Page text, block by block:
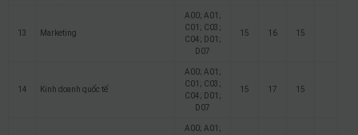
13 Marketing
A00; A01;
C01; C03;
C04; D01;
D07
15 16 15
14 Kinh doanh quốc tế
A00; A01;
C01; C03;
C04; D01;
D07
15 17 15
A00; A01;